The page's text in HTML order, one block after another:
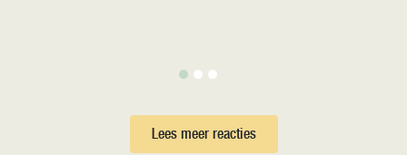
Lees meer reacties